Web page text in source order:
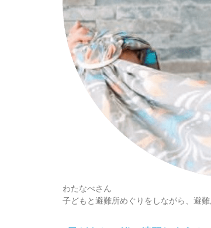
わたなべさん
子どもと避難所めぐりをしながら、避